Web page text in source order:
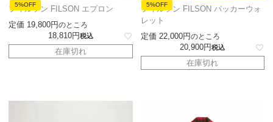
5%OFF
フィルソン FILSON エプロン
定価 19,800 のところ
18,810 税込
在庫切れ
5%OFF
フィルソン FILSON パッカーウォ
レット
定価 22,000 のところ
20,900 税込
在庫切れ